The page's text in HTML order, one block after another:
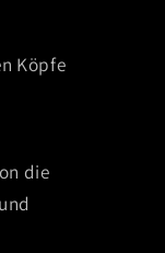
Köpfe
die